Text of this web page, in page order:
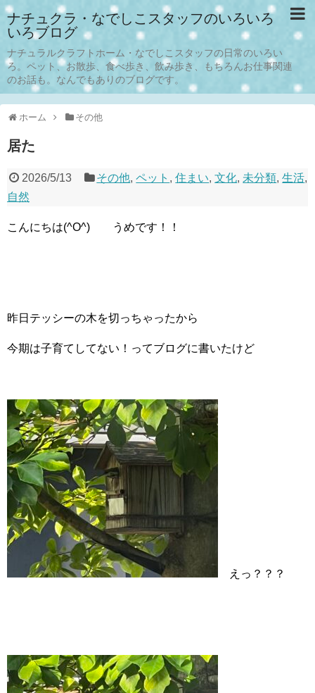
ナチュクラ・なでしこスタッフのいろいろ
いろブログ
ナチュラルクラフトホーム・なでしこスタッフの日常のいろい
ろ。ペット、お散歩、食べ歩き、飲み歩き、もちろんお仕事関連
のお話も。なんでもありのブログです。
ホーム その他
居た
2026/5/13 その他,ペット ,住まい,文化, 未分類,生活,
自然
こんにちは(^O^) うめです！！
昨日テッシーの木を切っちゃったから
今期は子育てしてない！ってブログに書いたけど
えっ？？？